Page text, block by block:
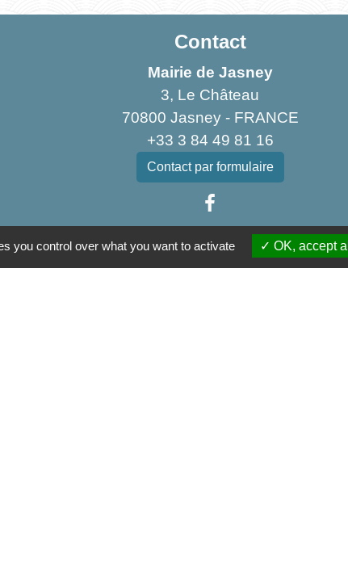
Contact
Mairie de Jasney
3, Le Château
70800 Jasney - FRANCE
+33 3 84 49 81 16
Contact par formulaire
Liens
you control over what you want to activate OK, accept all